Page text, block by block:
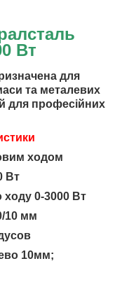
Вт
для
та металевих
для професійних
ходом
Вт
ходу 0-3000 Вт
10 мм
10мм;